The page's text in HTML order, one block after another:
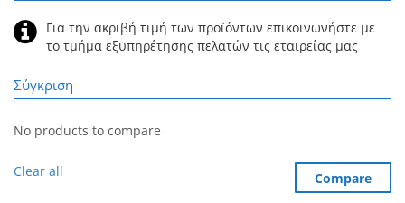
Για την ακριβή τιμή των προϊόντων επικοινωνήστε με
το τμήμα εξυπηρέτησης πελατών τις εταιρείας μας
Σύγκριση
No products to compare
Clear all Compare